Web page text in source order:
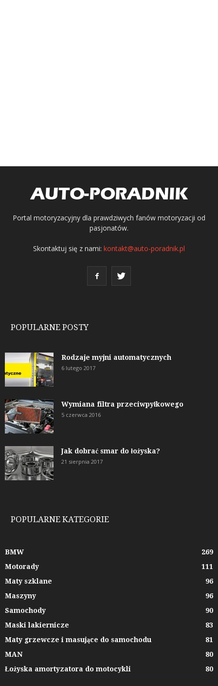
Portal motoryzacyjny dla prawdziwych fanów motoryzacji od
pasjonatów.
Skontaktuj się z nami: kontakt@auto-poradnik.pl
POPULARNE POSTY
Rodzaje myjni automatycznych
6 lutego 2017
Wymiana filtra przeciwpyłkowego
5 czerwca 2016
Jak dobrać smar do łożyska?
21 sierpnia 2017
POPULARNE KATEGORIE
BMW
269
Motorady
111
Maty szklane
96
Maszyny
96
Samochody
90
Maski lakiernicze
83
Maty grzewcze i masujące do samochodu
81
MAN
80
Łożyska amortyzatora do motocykli
80